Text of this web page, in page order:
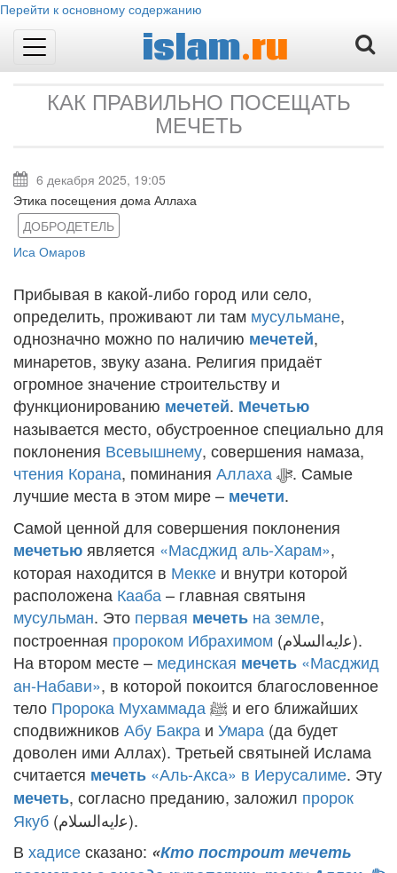
Перейти к основному содержанию
Toggle
islam.ru
КАК ПРАВИЛЬНО ПОСЕЩАТЬ
МЕЧЕТЬ
6 декабря 2025, 19:05
Этика посещения дома Аллаха
ДОБРОДЕТЕЛЬ
Иса Омаров
Прибывая в какой-либо город или село,
определить, проживают ли там мусульмане,
однозначно можно по наличию мечетей,
минаретов, звуку азана. Религия придаёт
огромное значение строительству и
функционированию мечетей. Мечетью
называется место, обустроенное специально для
поклонения Всевышнему, совершения намаза,
чтения Корана, поминания Аллаха ﷻ. Самые
лучшие места в этом мире – мечети.
Самой ценной для совершения поклонения
мечетью является «Масджид аль-Харам»,
которая находится в Мекке и внутри которой
расположена Кааба – главная святыня
мусульман. Это первая мечеть на земле,
построенная пророком Ибрахимом (ﻋﻟﻳﻪﺍﻟﺴﻼﻡ).
На втором месте – мединская мечеть «Масджид
ан-Набави», в которой покоится благословенное
тело Пророка Мухаммада ﷺ и его ближайших
сподвижников Абу Бакра и Умара (да будет
доволен ими Аллах). Третьей святыней Ислама
считается мечеть «Аль-Акса» в Иерусалиме. Эту
мечеть, согласно преданию, заложил пророк
Якуб (ﻋﻟﻳﻪﺍﻟﺴﻼﻡ).
В хадисесказано: «Кто построит мечеть